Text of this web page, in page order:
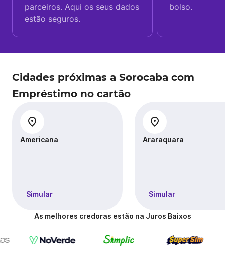
parceiros. Aqui os seus dados
estão seguros.
bolso.
Cidades próximas a Sorocaba com
Empréstimo no cartão
Americana
Simular
Araraquara
Simular
As melhores credoras estão na Juros Baixos